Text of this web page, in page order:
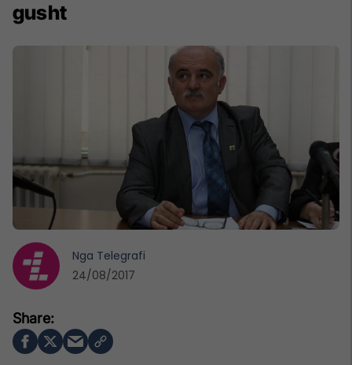
gusht
Nga Telegrafi
24/08/2017